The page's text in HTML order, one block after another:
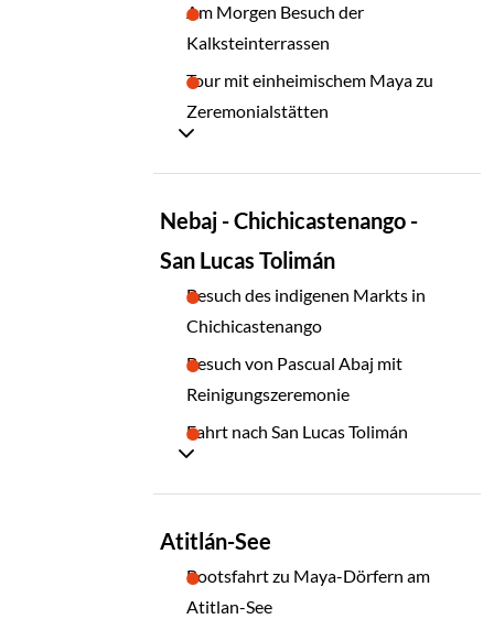
Am Morgen Besuch der
Kalksteinterrassen
Tour mit einheimischem Maya zu
Zeremonialstätten
Nebaj - Chichicastenango -
San Lucas Tolimán
Besuch des indigenen Markts in
Chichicastenango
Besuch von Pascual Abaj mit
Reinigungszeremonie
Fahrt nach San Lucas Tolimán
Atitlán-See
Bootsfahrt zu Maya-Dörfern am
Atitlan-See